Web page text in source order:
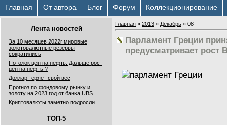
Главная От автора Блог Форум Коллекционирование
Лента новостей
За 10 месяцев 2022г мировые
золотовалютные резервы
сократились
Потолок цен на нефть. Дальше рост
цен на нефть ?
Доллар теряет свой вес
Прогноз по фондовому рынку и
золоту на 2023 год от банка UBS
Криптовалюты заметно подросли
ТОП-5
Главная » 2013 » Декабрь » 08
Парламент Греции
предусматривает рост